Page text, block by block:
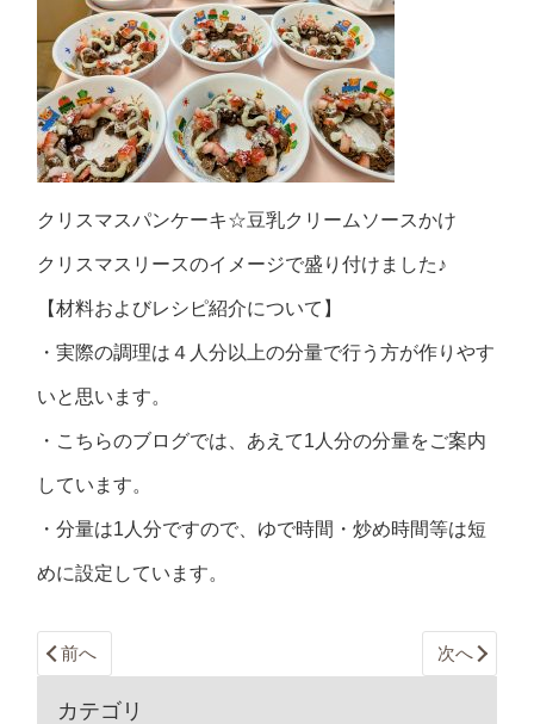
クリスマスパンケーキ☆豆乳クリームソースかけ
クリスマスリースのイメージで盛り付けました♪
【材料およびレシピ紹介について】
・実際の調理は４人分以上の分量で行う方が作りやす
いと思います。
・こちらのブログでは、あえて1人分の分量をご案内
しています。
・分量は1人分ですので、ゆで時間・炒め時間等は短
めに設定しています。
前へ 次へ
カテゴリ